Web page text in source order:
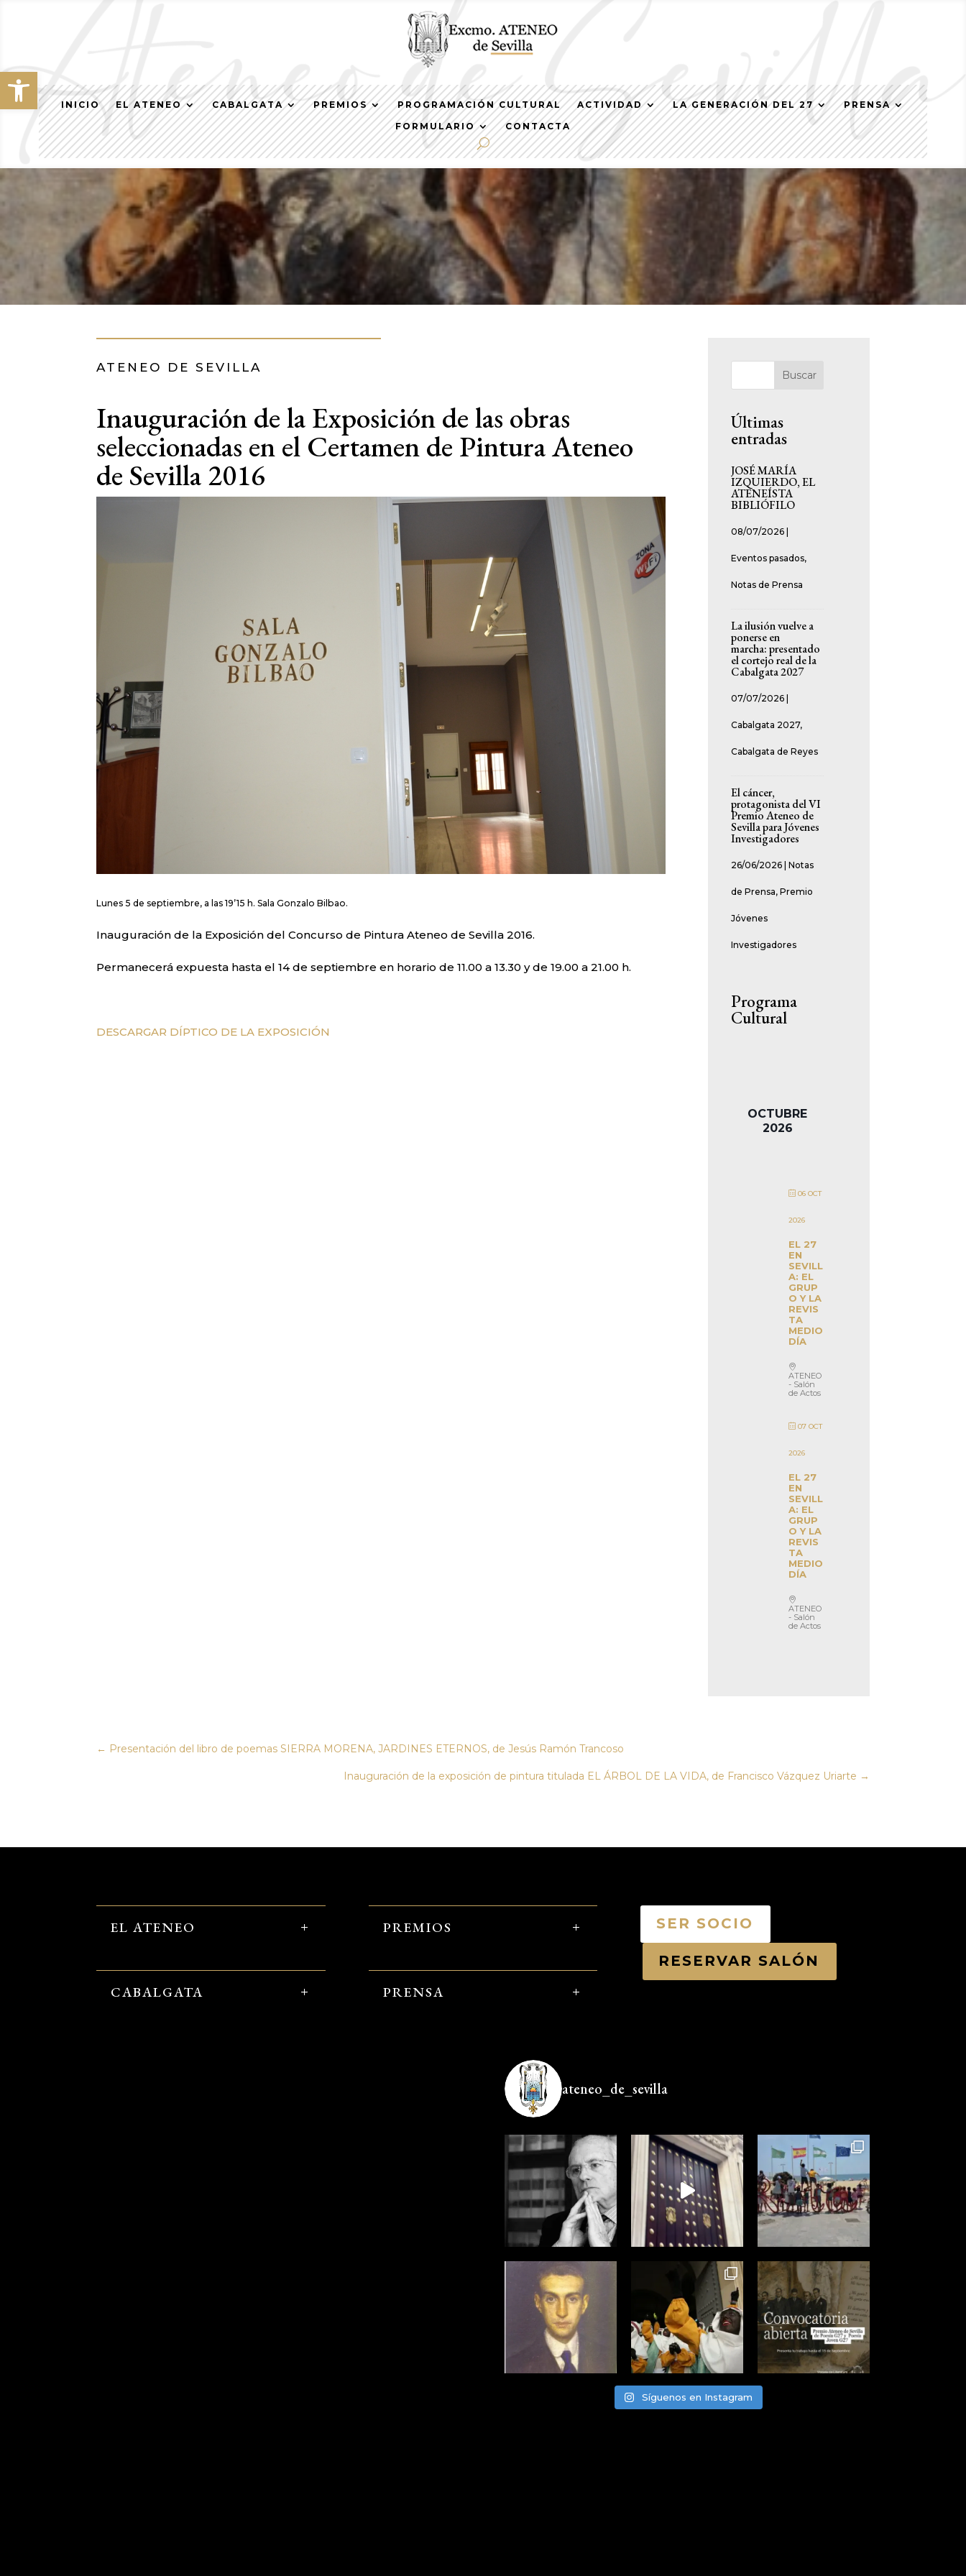
Abrir barra de herramientas
INICIO EL ATENEO CABALGATA PREMIOS PROGRAMACIÓN CULTURAL ACTIVIDAD LA GENERACIÓN DEL 27
PRENSA
FORMULARIO
CONTACTA
ATENEO DE SEVILLA
Inauguración de la Exposición de las obras
seleccionadas en el Certamen de Pintura Ateneo
de Sevilla 2016
Lunes 5 de septiembre, a las 19’15 h. Sala Gonzalo Bilbao.
Inauguración de la Exposición del Concurso de Pintura Ateneo de Sevilla 2016.
Permanecerá expuesta hasta el 14 de septiembre en horario de 11.00 a 13.30 y de 19.00 a 21.00 h.
DESCARGAR DÍPTICO DE LA EXPOSICIÓN
Buscar
Últimas
entradas
JOSÉ MARÍA
IZQUIERDO, EL
ATENEÍSTA
BIBLIÓFILO
08/07/2026
Eventos pasados,
Notas de Prensa
La ilusión vuelve a
ponerse en
marcha: presentado
el cortejo real de la
Cabalgata 2027
07/07/2026
Cabalgata 2027,
Cabalgata de Reyes
El cáncer,
protagonista del VI
Premio Ateneo de
Sevilla para Jóvenes
Investigadores
26/06/2026 |Notas
de Prensa,Premio
Jóvenes
Investigadores
Programa
Cultural
OCTUBRE
2026
06 OCT
2026
EL 27
EN
SEVILL
A: EL
GRUP
O Y LA
REVIS
TA
MEDIO
DÍA
ATENEO
- Salón
de Actos
07 OCT
2026
EL 27
EN
SEVILL
A: EL
GRUP
O Y LA
REVIS
TA
MEDIO
DÍA
ATENEO
- Salón
de Actos
← Presentación del libro de poemas SIERRA MORENA, JARDINES ETERNOS, de Jesús Ramón Trancoso
Inauguración de la exposición de pintura titulada EL ÁRBOL DE LA VIDA, de Francisco Vázquez Uriarte →
EL ATENEO
CABALGATA
PREMIOS
PRENSA
SER SOCIO
RESERVAR SALÓN
ateneo_de_sevilla
Síguenos en Instagram